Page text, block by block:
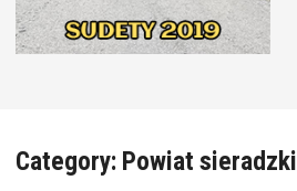
Category: Powiat sieradzki